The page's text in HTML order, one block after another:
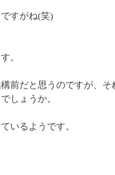
すがね(笑)
。
前だと思うのですが、
しょうか。
いるようです。